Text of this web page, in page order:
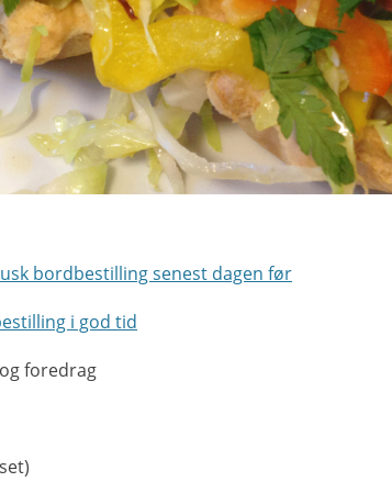
bordbestilling senest dagen før
i god tid
foredrag